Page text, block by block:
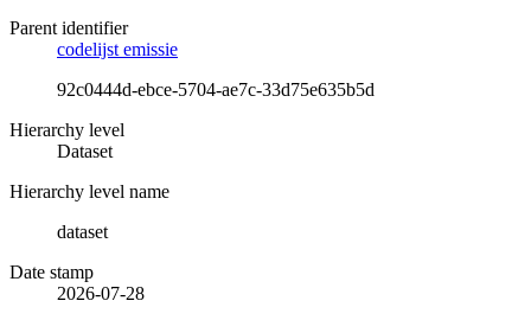
Parent identifier
codelijst emissie
92c0444d-ebce-5704-ae7c-33d75e635b5d
Hierarchy level
Dataset
Hierarchy level name
dataset
Date stamp
2026-07-28